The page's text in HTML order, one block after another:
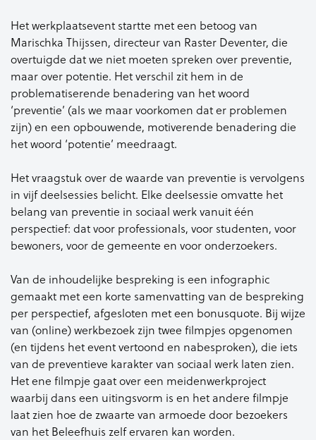
Het werkplaatsevent startte met een betoog van
Marischka Thijssen, directeur van Raster Deventer, die
overtuigde dat we niet moeten spreken over preventie,
maar over potentie. Het verschil zit hem in de
problematiserende benadering van het woord
‘preventie’ (als we maar voorkomen dat er problemen
zijn) en een opbouwende, motiverende benadering die
het woord ‘potentie’ meedraagt.
Het vraagstuk over de waarde van preventie is vervolgens
in vijf deelsessies belicht. Elke deelsessie omvatte het
belang van preventie in sociaal werk vanuit één
perspectief: dat voor professionals, voor studenten, voor
bewoners, voor de gemeente en voor onderzoekers.
Van de inhoudelijke bespreking is een infographic
gemaakt met een korte samenvatting van de bespreking
per perspectief, afgesloten met een bonusquote. Bij wijze
van (online) werkbezoek zijn twee filmpjes opgenomen
(en tijdens het event vertoond en nabesproken), die iets
van de preventieve karakter van sociaal werk laten zien.
Het ene filmpje gaat over een meidenwerkproject
waarbij dans een uitingsvorm is en het andere filmpje
laat zien hoe de zwaarte van armoede door bezoekers
van het Beleefhuis zelf ervaren kan worden.